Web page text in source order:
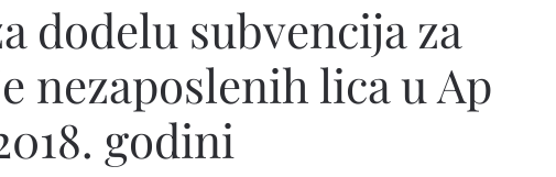
dodelu subvencija za
nezaposlenih lica u Ap
godini